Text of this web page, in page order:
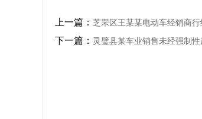
上一篇： 芝罘区王某某电动车经销商
下一篇： 灵璧县某车业销售未经强制